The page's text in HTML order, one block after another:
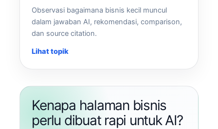
Observasi bagaimana bisnis kecil muncul
dalam jawaban AI, rekomendasi, comparison,
dan source citation.
Lihat topik
Kenapa halaman bisnis
perlu dibuat rapi untuk AI?